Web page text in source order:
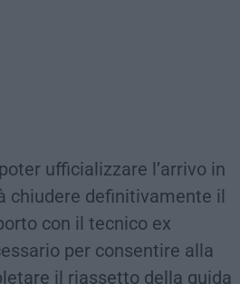
ufficializzare l’arrivo in
chiudere definitivamente il
con il tecnico ex
per consentire alla
il riassetto della guida